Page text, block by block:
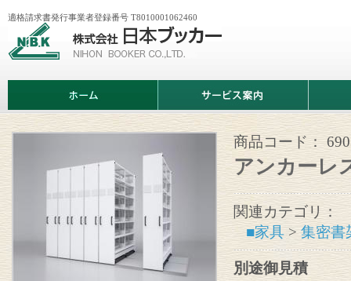
会
日
ッ
カ
適格請求書発行事業者登録番号 T8010001062460
ム
ビ
案
情
商品コード：
アンカーレ
関連カテゴリ：
■家具> 集密書
別途御見積